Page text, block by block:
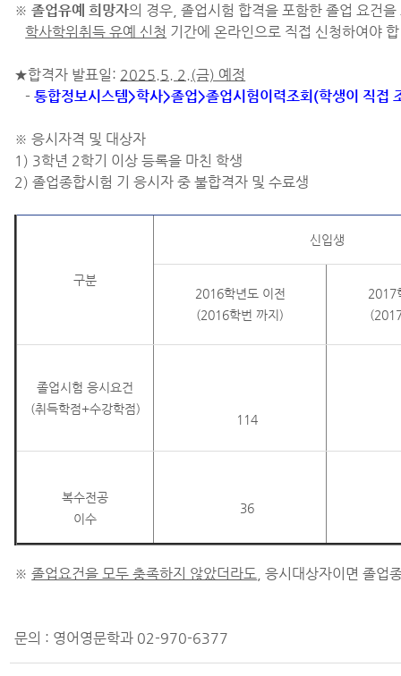
※졸업유예 희망자의 경우, 졸업시험 합격을 포함한 졸업 요건
학사학위취득 유예 신청 기간에 온라인으로 직접 신청하여야
★합격자 발표일: 2025.5. 2.(금) 예정
-통합정보시스템>학사>졸업>졸업시험이력조회(학생이 직접
※ 응시자격 및 대상자
1) 3학년 2학기 이상 등록을 마친 학생
2) 졸업종합시험 기 응시자 중 불합격자 및 수료생
구분
신입생
2016학년도 이전
(2016학번 까지)
2017
졸업시험 응시요건
(취득학점+수강학점)
114
복수전공
이수
36
※졸업요건을 모두 충족하지 않았더라도 , 응시대상자이면 졸업
문의 : 영어영문학과 02-970-6377